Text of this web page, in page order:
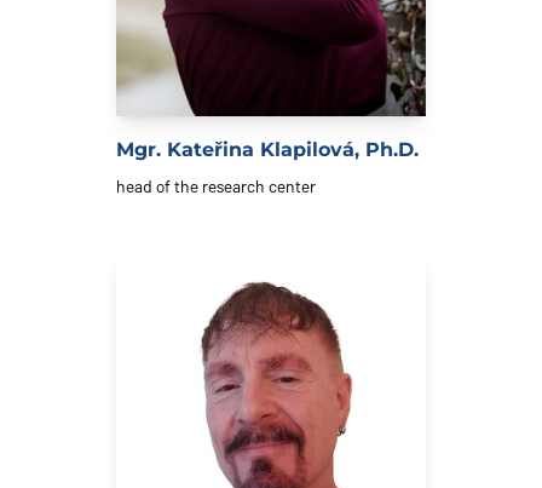
Mgr. Kateřina Klapilová, Ph.D.
head of the research center